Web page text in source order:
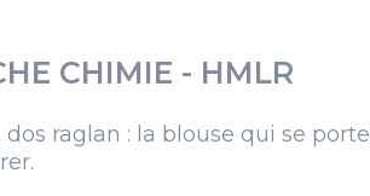
CHIMIE - HMLR
dos raglan : la blouse qui se porte